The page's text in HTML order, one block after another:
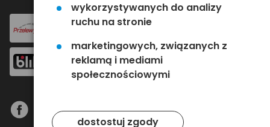
wykorzystywanych do analizy
ruchu na stronie
marketingowych, związanych z
reklamą i mediami
społecznościowymi
dostostuj zgody